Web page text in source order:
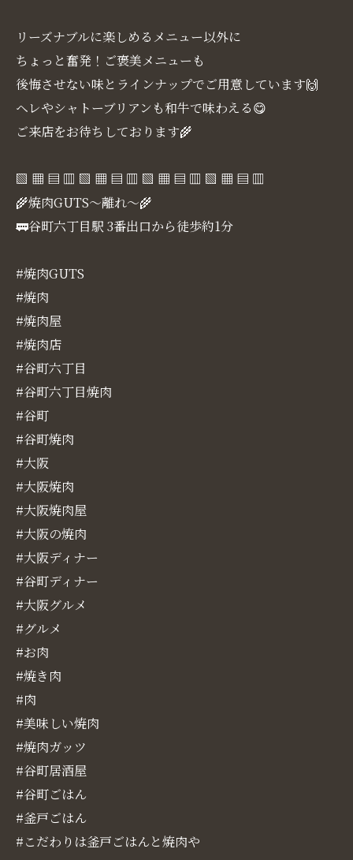
リーズナブルに楽しめるメニュー以外に
ちょっと奮発！ご褒美メニューも
後悔させない味とラインナップでご用意しています🙌
ヘレやシャトーブリアンも和牛で味わえる😋
ご来店をお待ちしております🌾
▧ ▦ ▤ ▥ ▧ ▦ ▤ ▥ ▧ ▦ ▤ ▥ ▧ ▦ ▤ ▥
🌾焼肉GUTS～離れ～🌾
🚃谷町六丁目駅 3番出口から徒歩約1分
#焼肉GUTS
#焼肉
#焼肉屋
#焼肉店
#谷町六丁目
#谷町六丁目焼肉
#谷町
#谷町焼肉
#大阪
#大阪焼肉
#大阪焼肉屋
#大阪の焼肉
#大阪ディナー
#谷町ディナー
#大阪グルメ
#グルメ
#お肉
#焼き肉
#肉
#美味しい焼肉
#焼肉ガッツ
#谷町居酒屋
#谷町ごはん
#釜戸ごはん
#こだわりは釜戸ごはんと焼肉や